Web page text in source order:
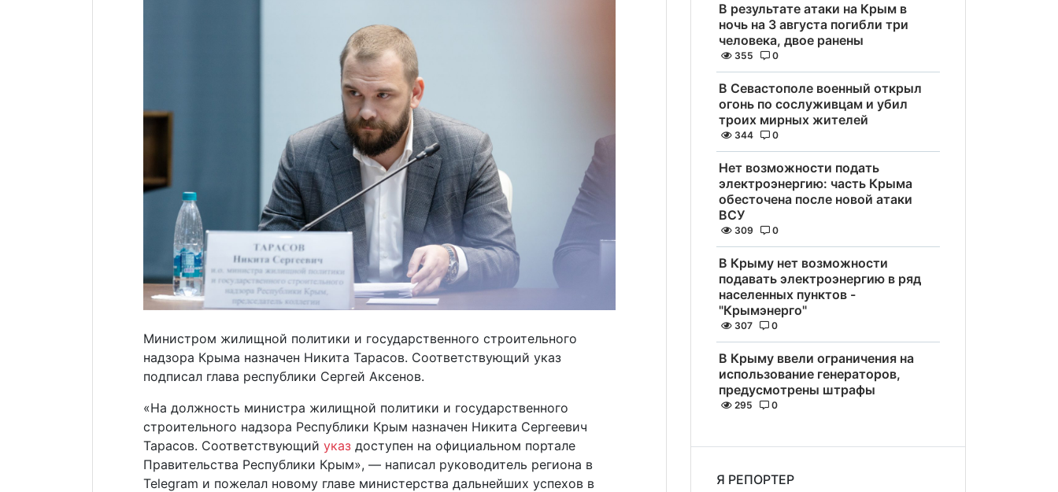
Министром жилищной политики и государственного строительного
надзора Крыма назначен Никита Тарасов. Соответствующий указ
подписал глава республики Сергей Аксенов.
«На должность министра жилищной политики и государственного
строительного надзора Республики Крым назначен Никита Сергеевич
Тарасов. Соответствующий указ доступен на официальном портале
Правительства Республики Крым», — написал руководитель региона в
Telegram и пожелал новому главе министерства дальнейших успехов в
В результате атаки на Крым в
ночь на 3 августа погибли три
человека, двое ранены
355 0
В Севастополе военный открыл
огонь по сослуживцам и убил
троих мирных жителей
344 0
Нет возможности подать
электроэнергию: часть Крыма
обесточена после новой атаки
ВСУ
309 0
В Крыму нет возможности
подавать электроэнергию в ряд
населенных пунктов -
"Крымэнерго"
307 0
В Крыму ввели ограничения на
использование генераторов,
предусмотрены штрафы
295 0
Я РЕПОРТЕР